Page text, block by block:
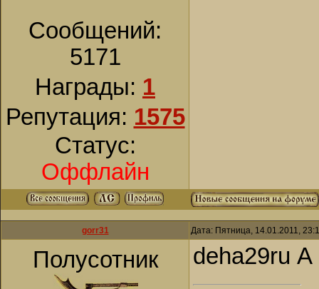
Сообщений:
5171
Награды: 1
Репутация: 1575
Статус:
Оффлайн
gorr31 Дата: Пятница, 14.01.2011,
Полусотник deha29ru А